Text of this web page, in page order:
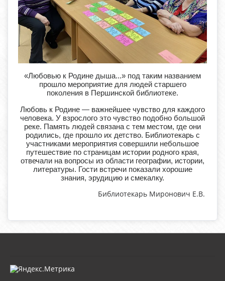
«Любовью к Родине дыша...» под таким названием
прошло мероприятие для людей старшего
поколения в Першинской библиотеке.
Любовь к Родине — важнейшее чувство для каждого
человека. У взрослого это чувство подобно большой
реке. Память людей связана с тем местом, где они
родились, где прошло их детство. Библиотекарь с
участниками мероприятия совершили небольшое
путешествие по страницам истории родного края,
отвечали на вопросы из области географии, истории,
литературы. Гости встречи показали хорошие
знания, эрудицию и смекалку.
Библиотекарь Миронович Е.В.